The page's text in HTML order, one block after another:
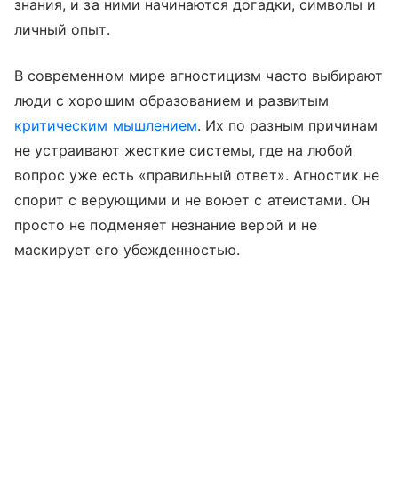
знания, и за ними начинаются догадки, символы и
личный опыт.
В современном мире агностицизм часто выбирают
люди с хорошим образованием и развитым
критическим мышлением. Их по разным причинам
не устраивают жесткие системы, где на любой
вопрос уже есть «правильный ответ». Агностик не
спорит с верующими и не воюет с атеистами. Он
просто не подменяет незнание верой и не
маскирует его убежденностью.